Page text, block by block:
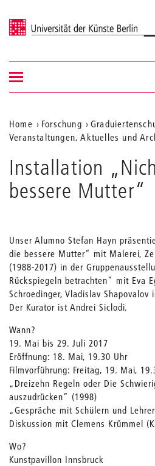
Universität der Künste Berlin
Navigation &
Suche
Navigation
ein-/ausblenden
Aktuelle
Position
auf
der
Webseite
Home Forschung
Veranstaltungen, Aktuelles und
Installation
bessere Mutter“
Unser Alumno Stefan Hayn
die bessere Mutter“ mit Malerei,
(1988-2017) in der
Rückspiegeln betrachten“ mit Eva
Schroedinger, Vladislav
Der Kurator ist Andrei Siclodi.
Wann?
19. Mai bis 29. Juli 2017
Eröffnung: 18. Mai, 19.30 Uhr
Filmvorführung: Freitag, 19. Mai,
„Dreizehn Regeln oder Die
auszudrücken“ (1998)
„Gespräche mit Schülern und
Diskussion mit Clemens Krümmel
Wo?
Kunstpavillon Innsbruck